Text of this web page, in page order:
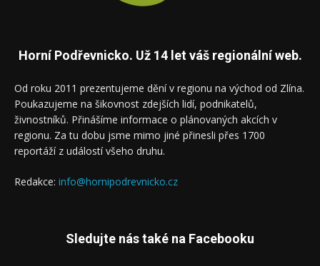
Horní Podřevnicko. Už 14 let váš regionální web.
Od roku 2011 prezentujeme dění v regionu na východ od Zlína.
Poukazujeme na šikovnost zdejších lidí, podnikatelů,
živnostníků. Přinášíme informace o plánovaných akcích v
regionu. Za tu dobu jsme mimo jiné přinesli přes 1700
reportáží z událostí všeho druhu.
Redakce: info@hornipodrevnicko.cz
Sledujte nás také na Facebooku